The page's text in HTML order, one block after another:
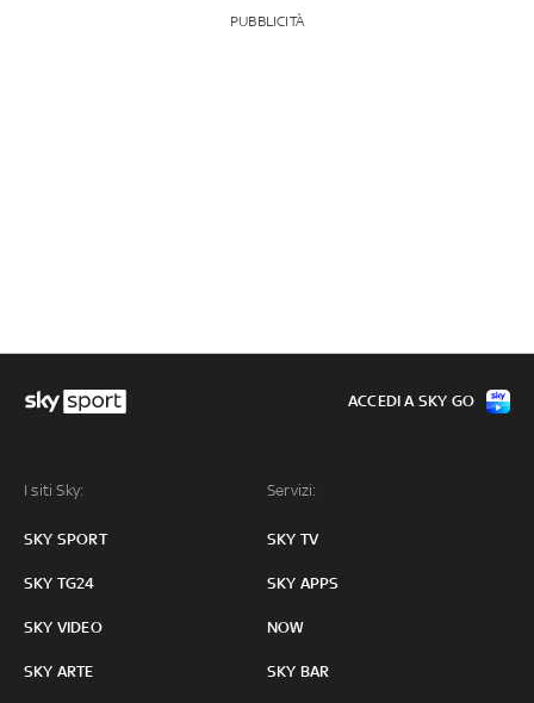
PUBBLICITÀ
I siti Sky:
SKY SPORT
SKY TG24
SKY VIDEO
SKY ARTE
Servizi:
SKY TV
SKY APPS
NOW
SKY BAR
ACCEDI A SKY GO